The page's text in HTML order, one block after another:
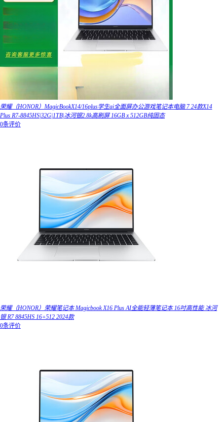
荣耀（HONOR）MagicBookX14/16plus学生ai全面屏办公游戏笔记本电脑 7 24款X14
Plus R7-8845HS|32G|1TB|冰河银2.8k高刷屏 16GB x 512GB纯固态
0条评价
荣耀（HONOR）荣耀笔记本 Magicbook X16 Plus AI全能轻薄笔记本 16吋高性能 冰河
银 R7 8845HS 16+512 2024款
0条评价